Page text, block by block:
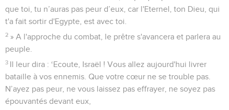
que toi, tu n’auras pas peur d’eux, car l'Eternel, ton Dieu, qui
t'a fait sortir d'Egypte, est avec toi.
2 » A l'approche du combat, le prêtre s'avancera et parlera au
peuple.
3 Il leur dira : ‘Ecoute, Israël ! Vous allez aujourd'hui livrer
bataille à vos ennemis. Que votre cœur ne se trouble pas.
N’ayez pas peur, ne vous laissez pas effrayer, ne soyez pas
épouvantés devant eux,